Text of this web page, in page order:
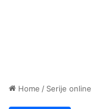
Home / Serije online